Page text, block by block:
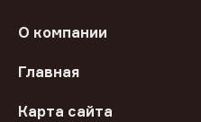
О компании
Главная
Карта сайта